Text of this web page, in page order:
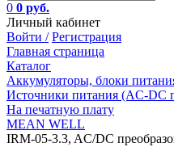
0 0 руб.
Личный кабинет
Войти / Регистрация
Главная страница
Каталог
Аккумуляторы, блоки
Источники питания (AC-DC
На печатную плату
MEAN WELL
IRM-05-3.3, AC/DC